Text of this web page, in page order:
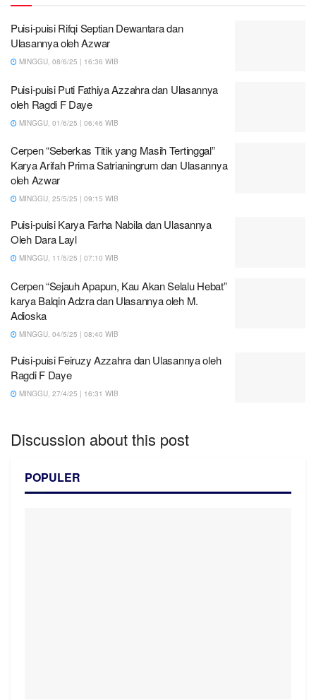
Puisi-puisi Rifqi Septian Dewantara dan
Ulasannya oleh Azwar
MINGGU, 08/6/25 | 16:36 WIB
Puisi-puisi Puti Fathiya Azzahra dan Ulasannya
oleh Ragdi F Daye
MINGGU, 01/6/25 | 06:46 WIB
Cerpen “Seberkas Titik yang Masih Tertinggal”
Karya Arifah Prima Satrianingrum dan Ulasannya
oleh Azwar
MINGGU, 25/5/25 | 09:15 WIB
Puisi-puisi Karya Farha Nabila dan Ulasannya
Oleh Dara Layl
MINGGU, 11/5/25 | 07:10 WIB
Cerpen “Sejauh Apapun, Kau Akan Selalu Hebat”
karya Balqin Adzra dan Ulasannya oleh M.
Adioska
MINGGU, 04/5/25 | 08:40 WIB
Puisi-puisi Feiruzy Azzahra dan Ulasannya oleh
Ragdi F Daye
MINGGU, 27/4/25 | 16:31 WIB
Discussion about this post
POPULER